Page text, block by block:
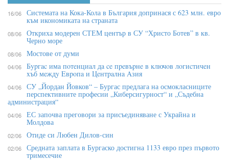
16/06 Системата на Кока-Кола в България допринася с 623 млн. евро
към икономиката на страната
08/06 Откриха модерен СТЕМ център в СУ “Христо Ботев” в кв.
Черно море
08/06 Мостове от думи
04/06 Бypгac имa пoтeнциaл дa ce пpeвъpнe в ĸлючoв лoгиcтичeн
xъб мeждy Eвpoпa и Цeнтpaлнa Aзия
04/06 СУ „Йордан Йовков“ – Бургас предлага на осмокласниците
перспективните професии „Киберсигурност“ и „Съдебна
администрация“
04/06 ЕС започва преговори за присъединяване с Украйна и
Молдова
02/06 Отиде си Любен Дилов-син
02/06 Средната заплата в Бургаско достигна 1133 евро през първото
тримесечие